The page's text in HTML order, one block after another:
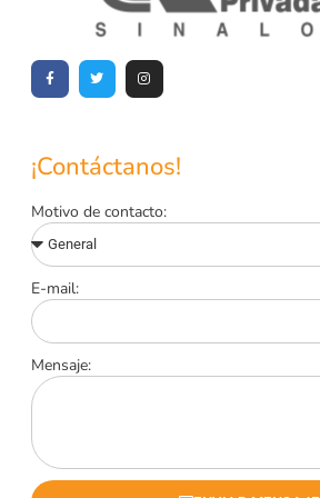
¡Contáctanos!
Motivo de contacto:
E-mail:
Mensaje: